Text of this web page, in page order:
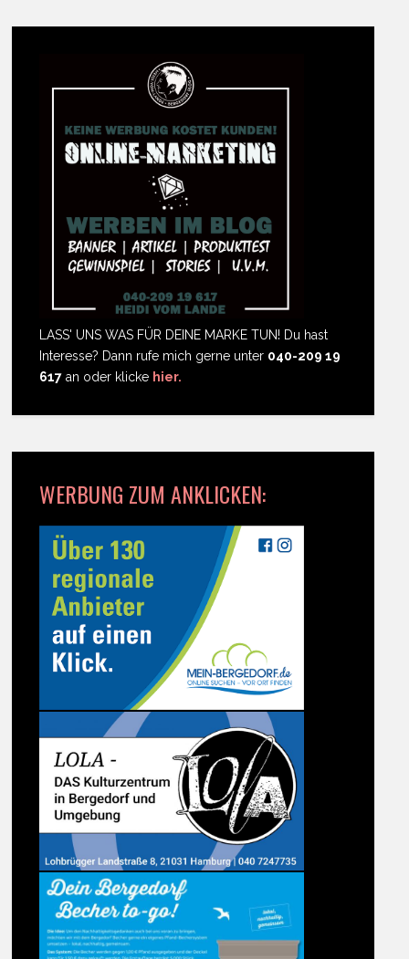
LASS' UNS WAS FÜR DEINE MARKE TUN! Du hast
Interesse? Dann rufe mich gerne unter 040-209 19
617 an oder klicke hier.
WERBUNG ZUM ANKLICKEN: